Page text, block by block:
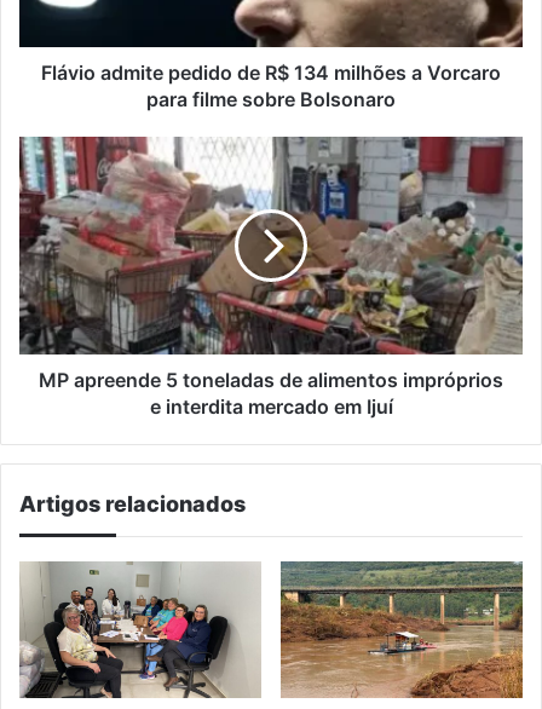
Vorcaro
para
Bolsonaro
Flávio admite pedido de R$ 134 milhões a Vorcaro
para filme sobre Bolsonaro
MP
apreende
5
toneladas
de
alimentos
impróprios
e
interdita
mercado
MP apreende 5 toneladas de alimentos impróprios
e interdita mercado em Ijuí
Artigos relacionados